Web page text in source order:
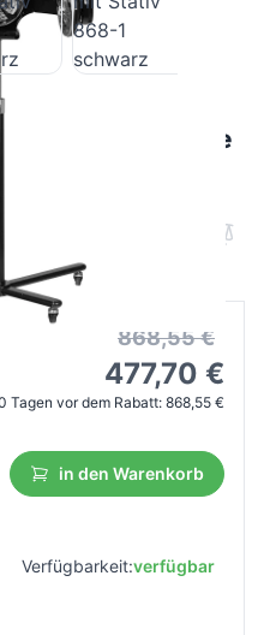
Trockenhaube
868,55 €
477,70 €
Tagen vor dem Rabatt: 868,55 €
in den Warenkorb
Verfügbarkeit:verfügbar